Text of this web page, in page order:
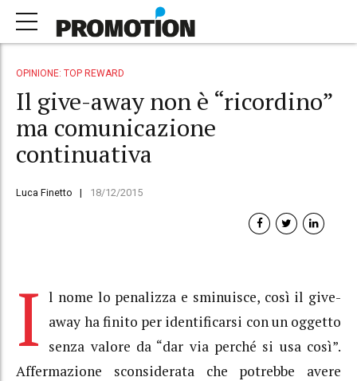
OPINIONE: TOP REWARD
Il give-away non è “ricordino”
ma comunicazione
continuativa
Luca Finetto 18/12/2015
I l nome lo penalizza e sminuisce, così il give-
away ha finito per identificarsi con un oggetto
senza valore da “dar via perché si usa così”.
Affermazione sconsiderata che potrebbe avere